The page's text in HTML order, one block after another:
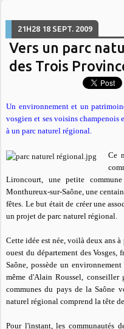
21H28 18 SEPT. 2009
Vers un parc
des Trois
Un environnement et un
vosgien et ses voisins champenois
à un parc naturel régional.
Ce
Lironcourt, une petite
Monthureux-sur-Saône, une
fêtes. Le but était de créer une
un projet de parc naturel régional.
Cette idée est née, voilà deux ans
ouest du département des
Saône, possède un
même d'Alain Roussel, conseiller
communes du pays de la Saône
naturel régional comprend la tête
Pour l'instant, les communautés